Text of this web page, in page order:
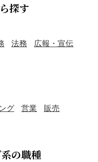
探す
法務
広報・宣伝
グ 営業
販売
の職種